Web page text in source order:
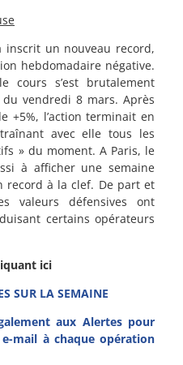
inscrit un nouveau record,
hebdomadaire négative.
cours s’est brutalement
vendredi 8 mars. Après
+5%, l’action terminait en
avec elle tous les
» du moment. A Paris, le
à afficher une semaine
record à la clef. De part et
valeurs défensives ont
certains opérateurs
ici
SUR LA SEMAINE
aux Alertes pour
mail à chaque opération